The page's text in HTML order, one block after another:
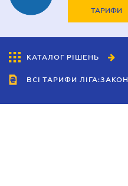
ТАРИФИ
КАТАЛОГ РІШЕНЬ
ВСІ ТАРИФИ ЛІГА:ЗАКОН